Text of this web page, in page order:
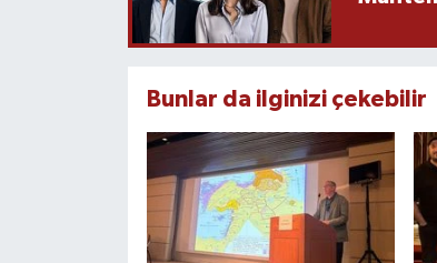
Bunlar da ilginizi çekebilir